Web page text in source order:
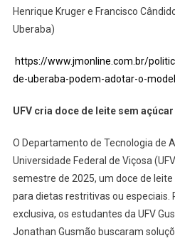
Henrique Kruger e Francisco
Uberaba)
https://www.jmonline.com.br/
de-uberaba-podem-adotar-o-
UFV cria doce de leite sem açúcar
O Departamento de Tecnologia de
Universidade Federal de Viçosa
semestre de 2025, um doce de
para dietas restritivas ou especiais.
exclusiva, os estudantes da UFV
Jonathan Gusmão buscaram